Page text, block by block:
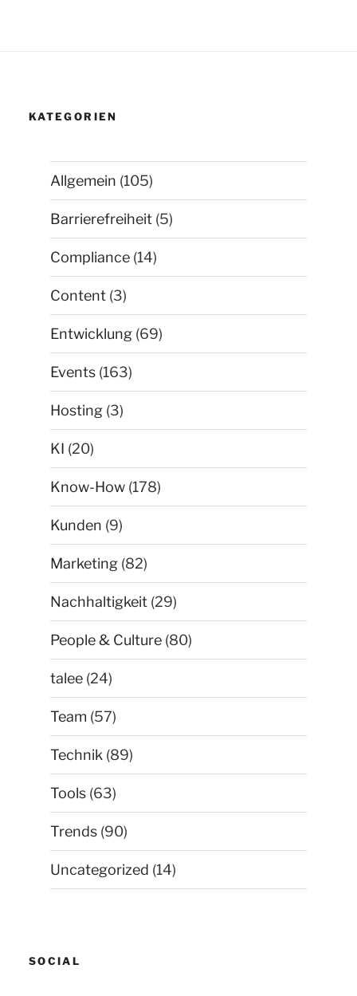
KATEGORIEN
Allgemein (105)
Barrierefreiheit (5)
Compliance (14)
Content (3)
Entwicklung (69)
Events (163)
Hosting (3)
KI (20)
Know-How (178)
Kunden (9)
Marketing (82)
Nachhaltigkeit (29)
People & Culture (80)
talee (24)
Team (57)
Technik (89)
Tools (63)
Trends (90)
Uncategorized (14)
SOCIAL